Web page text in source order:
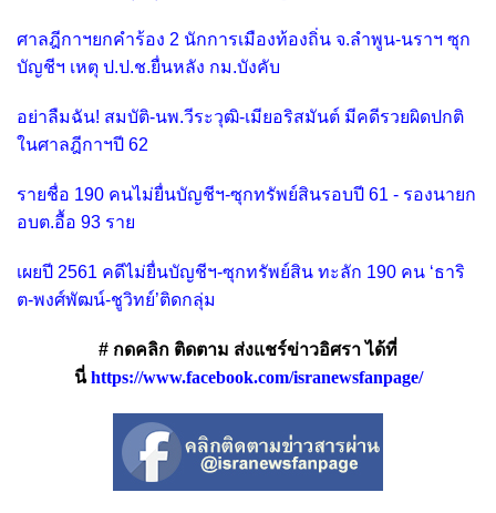
ศาลฎีกาฯยกคำร้อง 2 นักการเมืองท้องถิ่น จ.ลำพูน-นราฯ ซุก
บัญชีฯ เหตุ ป.ป.ช.ยื่นหลัง กม.บังคับ
อย่าลืมฉัน! สมบัติ-นพ.วีระวุฒิ-เมียอริสมันต์ มีคดีรวยผิดปกติ
ในศาลฎีกาฯปี 62
รายชื่อ 190 คนไม่ยื่นบัญชีฯ-ซุกทรัพย์สินรอบปี 61 - รองนายก
อบต.อื้อ 93 ราย
เผยปี 2561 คดีไม่ยื่นบัญชีฯ-ซุกทรัพย์สิน ทะลัก 190 คน ‘ธาริ
ต-พงศ์พัฒน์-ชูวิทย์’ติดกลุ่ม
# กดคลิก ติดตาม ส่งแชร์ข่าวอิศรา ได้ที่
นี่https://www.facebook.com/isranewsfanpage/